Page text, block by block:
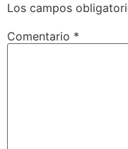
Los campos
Comentario *